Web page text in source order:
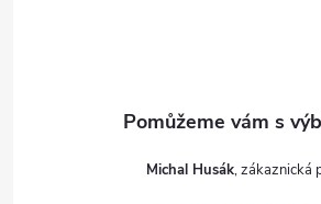
Michal Husák